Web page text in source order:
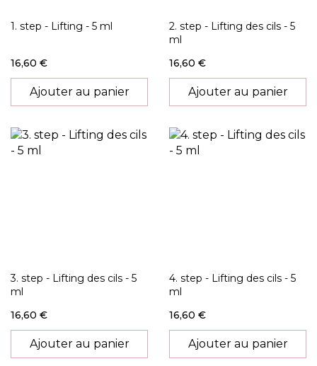
1. step - Lifting - 5 ml
16,60 €
Ajouter au panier
2. step - Lifting des cils - 5
ml
16,60 €
Ajouter au panier
3. step - Lifting des cils - 5
ml
16,60 €
Ajouter au panier
4. step - Lifting des cils - 5
ml
16,60 €
Ajouter au panier